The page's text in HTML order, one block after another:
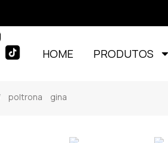
HOME PRODUTOS
gina